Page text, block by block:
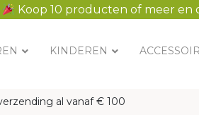
Koop 10 producten of meer en
KINDEREN
al vanaf € 100